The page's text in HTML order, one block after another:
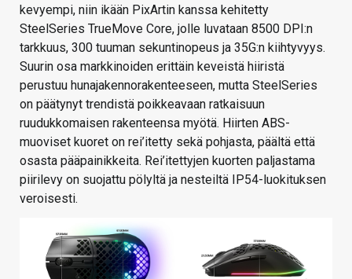
kevyempi, niin ikään PixArtin kanssa kehitetty
SteelSeries TrueMove Core, jolle luvataan 8500 DPI:n
tarkkuus, 300 tuuman sekuntinopeus ja 35G:n kiihtyvyys.
Suurin osa markkinoiden erittäin keveistä hiiristä
perustuu hunajakennorakenteeseen, mutta SteelSeries
on päätynyt trendistä poikkeavaan ratkaisuun
ruudukkomaisen rakenteensa myötä. Hiirten ABS-
muoviset kuoret on rei’itetty sekä pohjasta, päältä että
osasta pääpainikkeita. Rei’itettyjen kuorten paljastama
piirilevy on suojattu pölyltä ja nesteiltä IP54-luokituksen
veroisesti.